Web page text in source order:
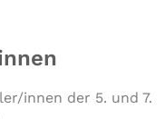
​innen der 5. und 7.